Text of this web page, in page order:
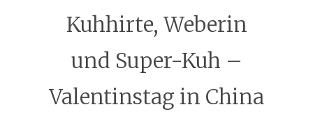
Kuhhirte, Weberin
und Super-Kuh –
Valentinstag in China